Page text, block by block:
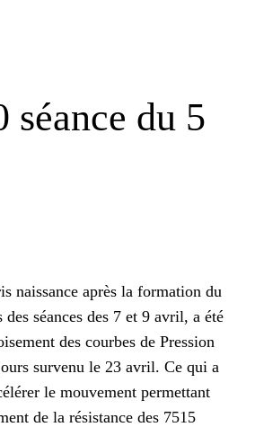
séance du 5
naissance après la formation du
des séances des 7 et 9 avril, a été
des courbes de Pression
survenu le 23 avril. Ce qui a
le mouvement permettant
de la résistance des 7515